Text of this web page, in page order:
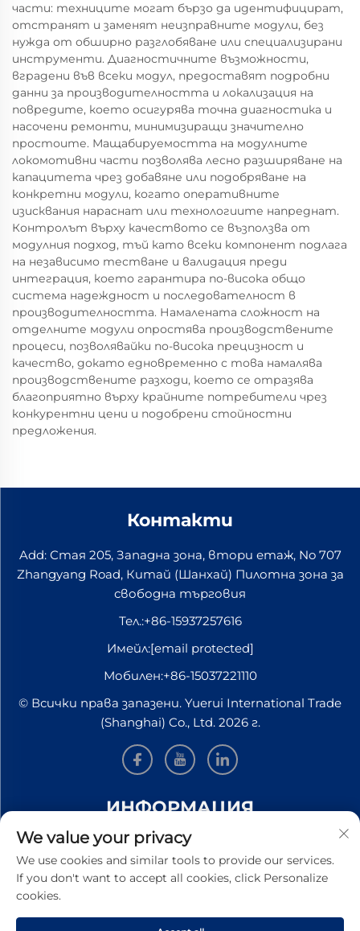
части: техниците могат бързо да идентифицират,
отстранят и заменят неизправните модули, без
нужда от обширно разглобяване или специализирани
инструменти. Диагностичните възможности,
вградени във всеки модул, предоставят подробни
данни за производителността и локализация на
повредите, което осигурява точна диагностика и
насочени ремонти, минимизиращи значително
простоите. Мащабируемостта на модулните
локомотивни части позволява лесно разширяване на
капацитета чрез добавяне или подобряване на
конкретни модули, когато оперативните
изисквания нараснат или технологиите напреднат.
Контролът върху качеството се възползва от
модулния подход, тъй като всеки компонент подлага
на независимо тестване и валидация преди
интеграция, което гарантира по-висока общо
система надеждност и последователност в
производителността. Намалената сложност на
отделните модули опростява производствените
процеси, позволявайки по-висока прецизност и
качество, докато едновременно с това намалява
производствените разходи, което се отразява
благоприятно върху крайните потребители чрез
конкурентни цени и подобрени стойностни
предложения.
Контакти
Add: Стая 205, Западна зона, втори етаж, No 707
Zhangyang Road, Китай (Шанхай) Пилотна зона за
свободна търговия
Тел.:+86-15937257616
Имейл:[email protected]
Мобилен:+86-15037221110
© Всички права запазени. Yuerui International Trade
(Shanghai) Co., Ltd. 2026 г.
ИНФОРМАЦИЯ
Запишете се, за да получавате нашия седмичен
бюлетин
We value your privacy
We use cookies and similar tools to provide our services.
If you don't want to accept all cookies, click Personalize
cookies.